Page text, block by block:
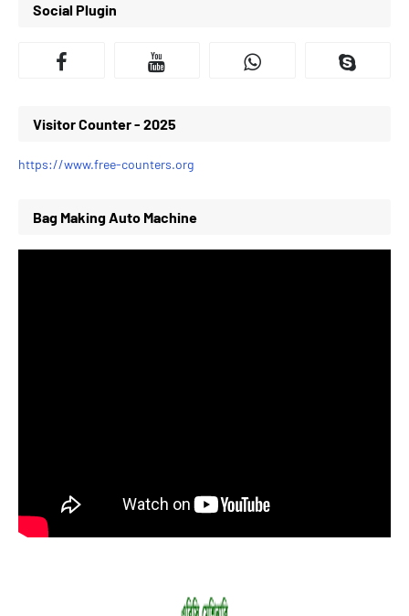
Social Plugin
Visitor Counter - 2025
https://www.free-counters.org
Bag Making Auto Machine